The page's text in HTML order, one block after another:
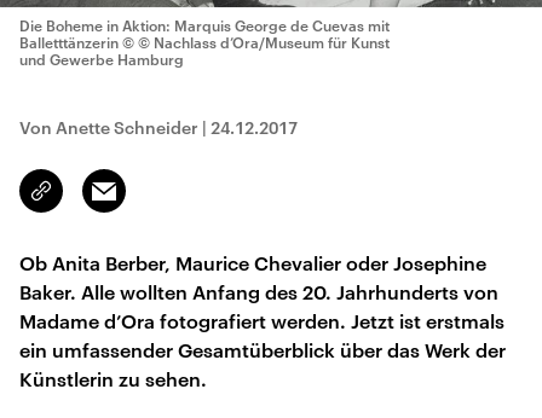
Die Boheme in Aktion: Marquis George de Cuevas mit
Balletttänzerin © © Nachlass d’Ora/Museum für Kunst
und Gewerbe Hamburg
Von Anette Schneider | 24.12.2017
Link
kopieren/teilen
Email
Ob Anita Berber, Maurice Chevalier oder Josephine
Baker. Alle wollten Anfang des 20. Jahrhunderts von
Madame d’Ora fotografiert werden. Jetzt ist erstmals
ein umfassender Gesamtüberblick über das Werk der
Künstlerin zu sehen.